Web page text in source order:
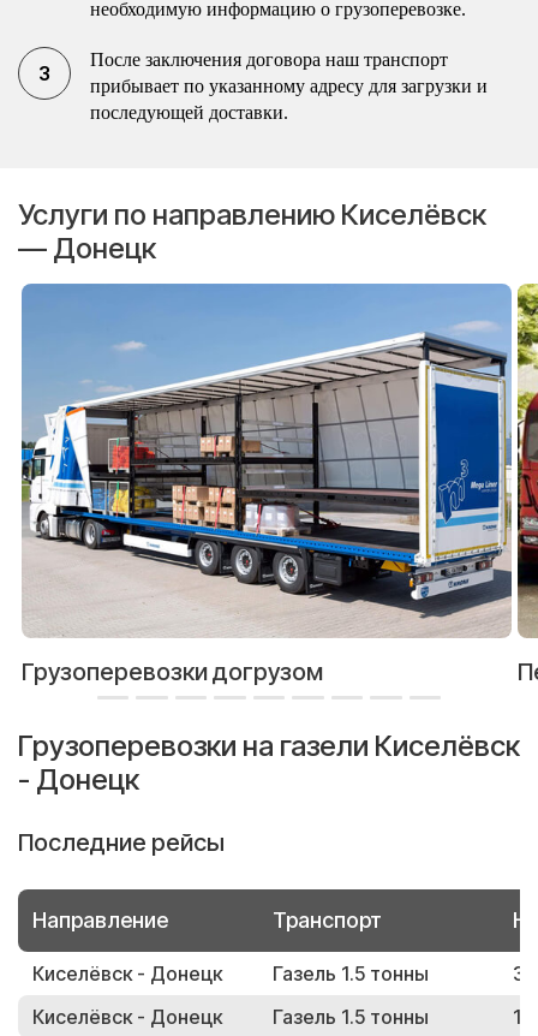
необходимую информацию о грузоперевозке.
После заключения договора наш транспорт
прибывает по указанному адресу для загрузки и
последующей доставки.
Услуги по направлению Киселёвск
— Донецк
Грузоперевозки догрузом
Грузоперевозки на газели Киселёвск
- Донецк
Последние рейсы
Направление Транспорт
Киселёвск - Донецк Газель 1.5 тонны
Киселёвск - Донецк
Газель 1.5 тонны